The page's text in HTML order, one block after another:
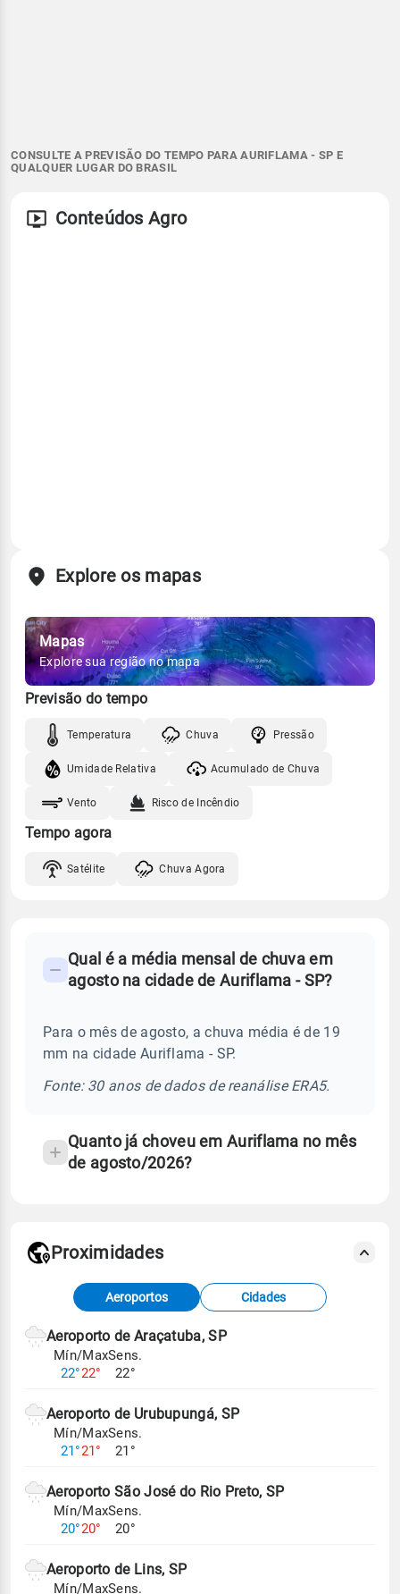
CONSULTE A PREVISÃO DO TEMPO PARA AURIFLAMA - SP E
QUALQUER LUGAR DO BRASIL
Conteúdos Agro
Explore os mapas
Mapas
Explore sua região no mapa
Previsão do tempo
Temperatura Chuva Pressão
Umidade Relativa Acumulado de Chuva
Vento Risco de Incêndio
Tempo agora
Satélite Chuva Agora
Perguntas
sobre
chuva
Qual é a média mensal de chuva em
agosto na cidade de Auriflama - SP?
Para o mês de agosto, a chuva média é de 19
mm na cidade Auriflama - SP.
Fonte: 30 anos de dados de reanálise ERA5.
Quanto já choveu em Auriflama no mês
de agosto/2026?
Fonte: dados combinados de estações
meteorológicas e satélite do Centro de Previsão
de Tempo e Estudos Climáticos (CPTEC).
Para obter mais informações sobre os dados
Proximidades
Aeroportos Cidades
Aeroporto de Araçatuba, SP
Mín/Max
22°22°
Sens.
22°
Aeroporto de Urubupungá, SP
Mín/Max
21°21°
Sens.
21°
Aeroporto São José do Rio Preto, SP
Mín/Max
20°20°
Sens.
20°
Aeroporto de Lins, SP
Mín/MaxSens.